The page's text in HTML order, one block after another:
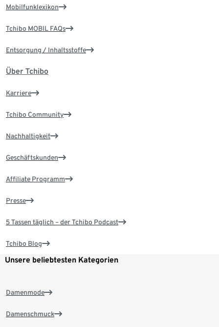
Mobilfunklexikon
Tchibo MOBIL FAQs
Entsorgung / Inhaltsstoffe
Über Tchibo
Karriere
Tchibo Community
Nachhaltigkeit
Geschäftskunden
Affiliate Programm
Presse
5 Tassen täglich – der Tchibo Podcast
Tchibo Blog
Unsere beliebtesten Kategorien
Damenmode
Damenschmuck